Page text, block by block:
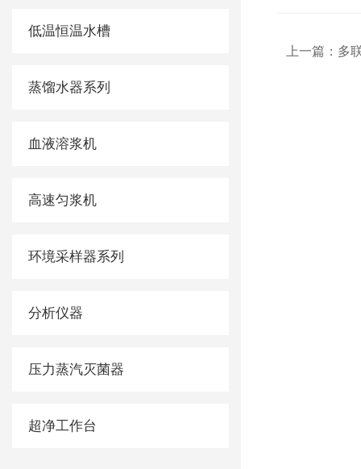
低温恒温水槽
蒸馏水器系列
血液溶浆机
高速匀浆机
环境采样器系列
分析仪器
压力蒸汽灭菌器
超净工作台
上一篇： 多